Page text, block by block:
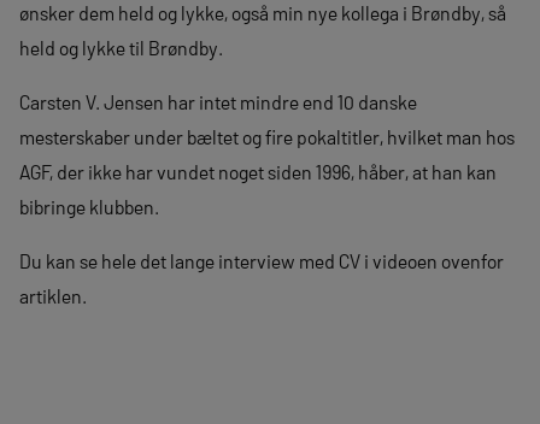
ønsker dem held og lykke, også min nye kollega i Brøndby, så
held og lykke til Brøndby.
Carsten V. Jensen har intet mindre end 10 danske
mesterskaber under bæltet og fire pokaltitler, hvilket man hos
AGF, der ikke har vundet noget siden 1996, håber, at han kan
bibringe klubben.
Du kan se hele det lange interview med CV i videoen ovenfor
artiklen.